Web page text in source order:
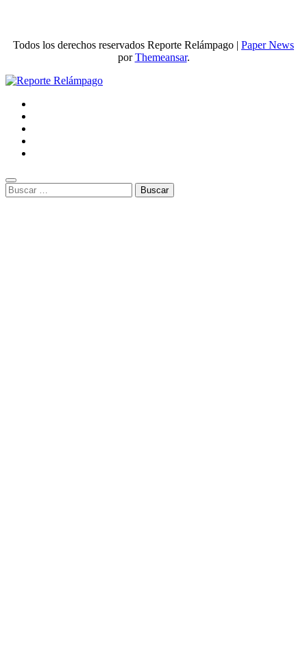
Todos los derechos reservados Reporte Relámpago
Paper News
porThemeansar.
Buscar: